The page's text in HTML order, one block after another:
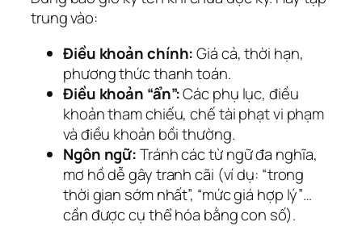
trung vào:
Điều khoản chính:Giá cả, thời hạn,
phương thức thanh toán.
Điều khoản “ẩn”:Các phụ lục, điều
khoản tham chiếu, chế tài phạt vi phạm
và điều khoản bồi thường.
Ngôn ngữ:Tránh các từ ngữ đa nghĩa,
mơ hồ dễ gây tranh cãi (ví dụ: “trong
thời gian sớm nhất”, “mức giá hợp lý”…
cần được cụ thể hóa bằng con số).